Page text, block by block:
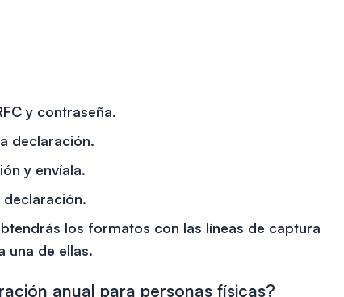
y contraseña.
declaración.
y envíala.
los formatos con las líneas de captura
una de ellas.
anual para personas físicas?